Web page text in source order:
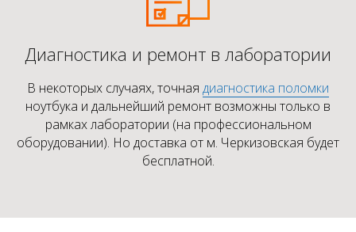
Диагностика и ремонт в лаборатории
В некоторых случаях, точная диагностика поломки
ноутбука и дальнейший ремонт возможны только в
рамках лаборатории (на профессиональном
оборудовании). Но доставка от м. Черкизовская будет
бесплатной.